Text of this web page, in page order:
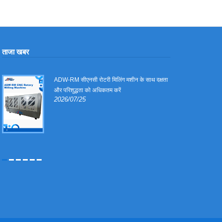
ताजा खबर
ADW-RM सीएनसी रोटरी मिलिंग मशीन के साथ दक्षता
और परिशुद्धता को अधिकतम करें
2026/07/25